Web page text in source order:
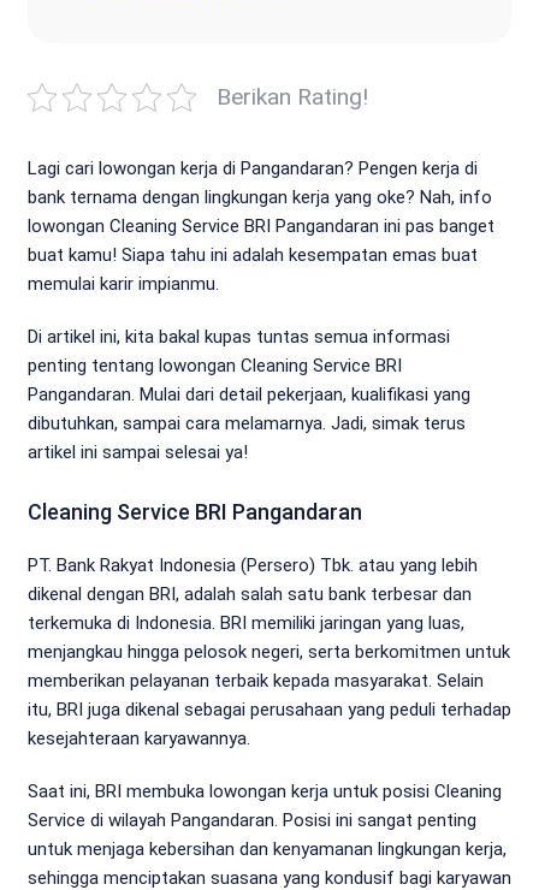
Berikan Rating!
Lagi cari lowongan kerja di Pangandaran? Pengen kerja di
bank ternama dengan lingkungan kerja yang oke? Nah, info
lowongan Cleaning Service BRI Pangandaran ini pas banget
buat kamu! Siapa tahu ini adalah kesempatan emas buat
memulai karir impianmu.
Di artikel ini, kita bakal kupas tuntas semua informasi
penting tentang lowongan Cleaning Service BRI
Pangandaran. Mulai dari detail pekerjaan, kualifikasi yang
dibutuhkan, sampai cara melamarnya. Jadi, simak terus
artikel ini sampai selesai ya!
Cleaning Service BRI Pangandaran
PT. Bank Rakyat Indonesia (Persero) Tbk. atau yang lebih
dikenal dengan BRI, adalah salah satu bank terbesar dan
terkemuka di Indonesia. BRI memiliki jaringan yang luas,
menjangkau hingga pelosok negeri, serta berkomitmen untuk
memberikan pelayanan terbaik kepada masyarakat. Selain
itu, BRI juga dikenal sebagai perusahaan yang peduli terhadap
kesejahteraan karyawannya.
Saat ini, BRI membuka lowongan kerja untuk posisi Cleaning
Service di wilayah Pangandaran. Posisi ini sangat penting
untuk menjaga kebersihan dan kenyamanan lingkungan kerja,
sehingga menciptakan suasana yang kondusif bagi karyawan